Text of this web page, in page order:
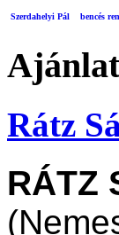
Szerdahelyi Pál bencés
Rátz
RÁTZ